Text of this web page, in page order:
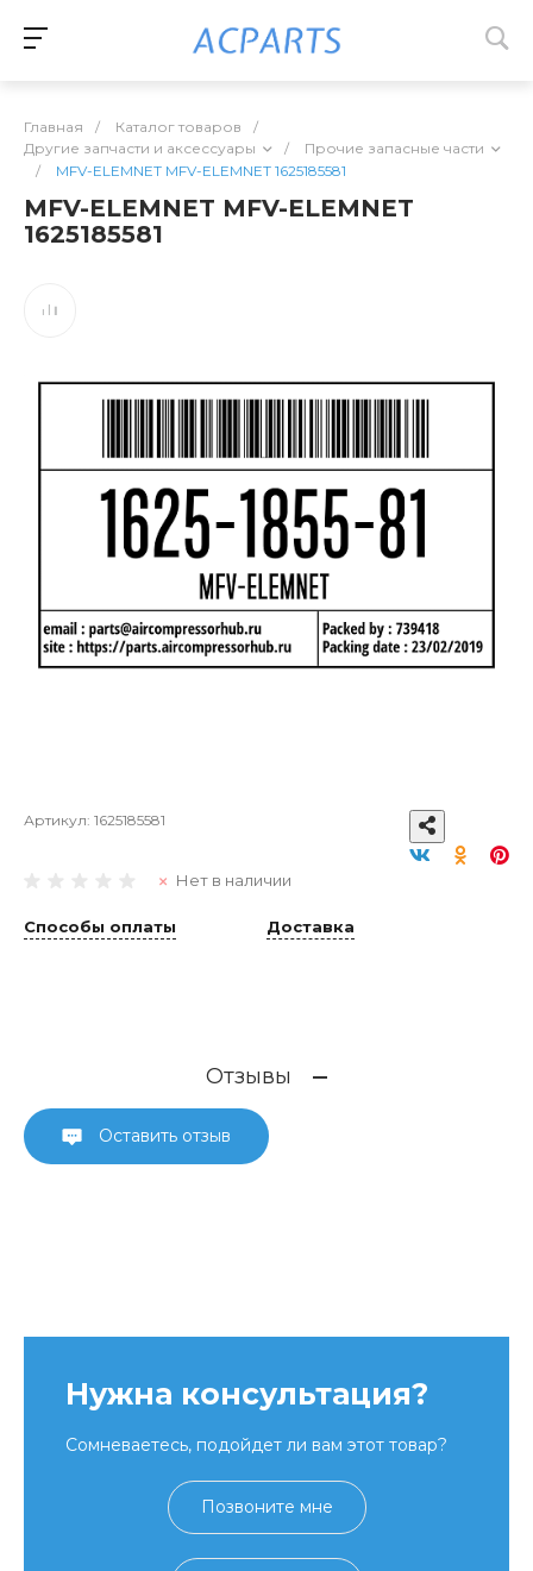
Главная / Каталог товаров
/
Другие запчасти и аксессуары
/
Прочие запасные части
/
MFV-ELEMNET MFV-ELEMNET 1625185581
MFV-ELEMNET MFV-ELEMNET
1625185581
Артикул: 1625185581
Нет в наличии
Способы оплаты Доставка
Отзывы
Оставить отзыв
Нужна консультация?
Сомневаетесь, подойдет ли вам этот товар?
Позвоните мне